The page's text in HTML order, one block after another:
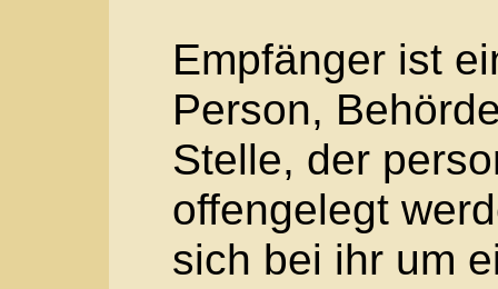
Willensbekundung
einer sonstigen
Handlung, mit der
verstehen gibt,
der sie
einverstanden ist.